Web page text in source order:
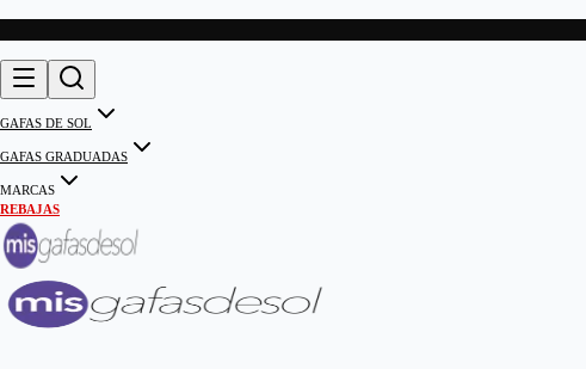
GAFAS DE SOL
GAFAS GRADUADAS
MARCAS
REBAJAS